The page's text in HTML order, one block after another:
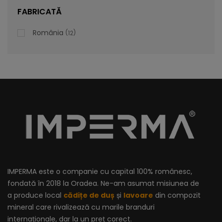
De la996,47
FABRICATĂ
România 12
IMPERMA este o companie cu capital 100% românesc,
fondată în 2018 la Oradea. Ne-am asumat misiunea de
a produce local cădițe de duș și lavoare din compozit
mineral care rivalizează cu marile branduri
internaționale, dar la un preț corect.